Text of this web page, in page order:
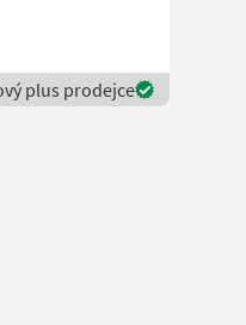
plus prodejce